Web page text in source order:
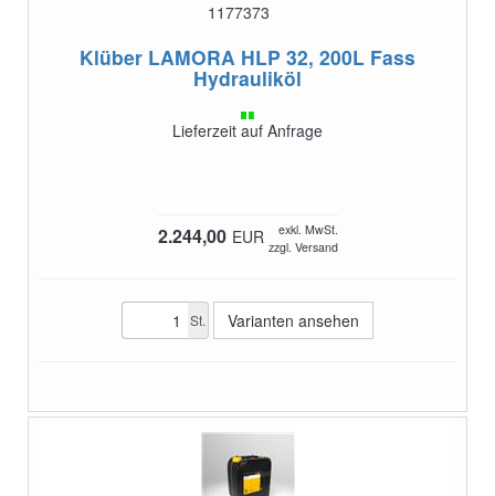
1177373
Klüber LAMORA HLP 32, 200L Fass
Hydrauliköl
Lieferzeit auf Anfrage
2.244,00 EUR
exkl. MwSt.
zzgl. Versand
St. Varianten ansehen